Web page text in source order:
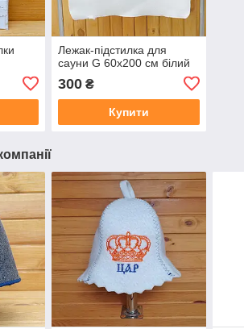
Лежак-підстилка для
сауни G 60х200 см білий
300₴
Купити